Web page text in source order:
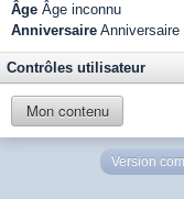
Âge Âge inconnu
Anniversaire Anniversaire
Contrôles utilisateur
Mon contenu
Version